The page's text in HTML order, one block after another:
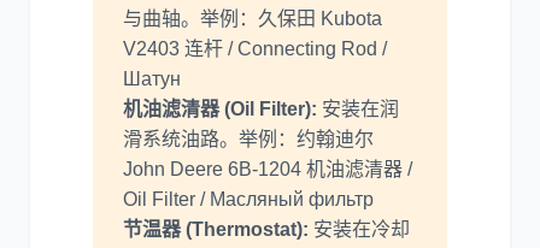
与曲轴。举例：久保田 Kubota
V2403 连杆 / Connecting Rod /
Шатун
机油滤清器 (Oil Filter): 安装在润
滑系统油路。举例：约翰迪尔
John Deere 6B-1204 机油滤清器 /
Oil Filter / Масляный фильтр
节温器 (Thermostat): 安装在冷却